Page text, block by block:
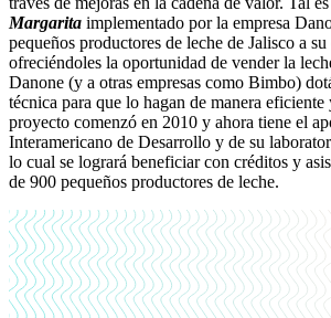
Margarita implementado por la empresa
pequeños productores de leche de Jalisco a
ofreciéndoles la oportunidad de vender la
Danone (y a otras empresas como Bimbo)
técnica para que lo hagan de manera eficiente
proyecto comenzó en 2010 y ahora tiene el
Interamericano de Desarrollo y de su
lo cual se logrará beneficiar con créditos y
de 900 pequeños productores de leche.